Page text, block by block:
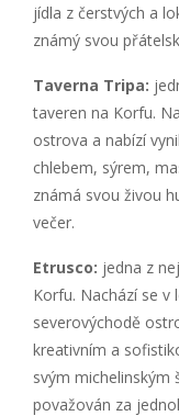
jídla z čerstvých a
známý svou
Taverna Tripa:
taveren na Korfu.
ostrova a nabízí
chlebem, sýrem,
známá svou živou
večer.
Etrusco: jedna z
Korfu. Nachází se v
severovýchodě
kreativním a
svým
považován za